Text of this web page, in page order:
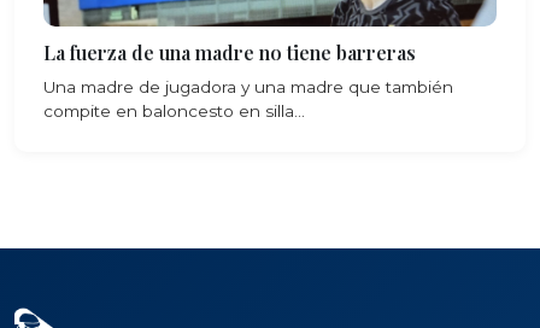
La fuerza de una madre no tiene barreras
Una madre de jugadora y una madre que también
compite en baloncesto en silla...